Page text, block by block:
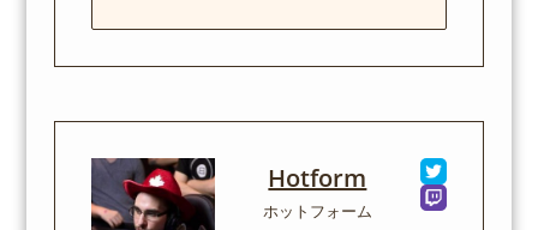
Hotform
ホットフォーム